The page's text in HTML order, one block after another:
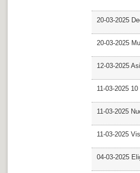
20-03-2025
20-03-2025
12-03-2025
11-03-2025
11-03-2025
11-03-2025
04-03-2025